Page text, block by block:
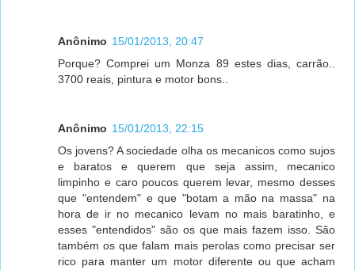
Anônimo 15/01/2013, 20:47
Porque? Comprei um Monza 89 estes dias, carrão..
3700 reais, pintura e motor bons..
Anônimo 15/01/2013, 22:15
Os jovens? A sociedade olha os mecanicos como sujos
e baratos e querem que seja assim, mecanico
limpinho e caro poucos querem levar, mesmo desses
que "entendem" e que "botam a mão na massa" na
hora de ir no mecanico levam no mais baratinho, e
esses "entendidos" são os que mais fazem isso. São
também os que falam mais perolas como precisar ser
rico para manter um motor diferente ou que acham